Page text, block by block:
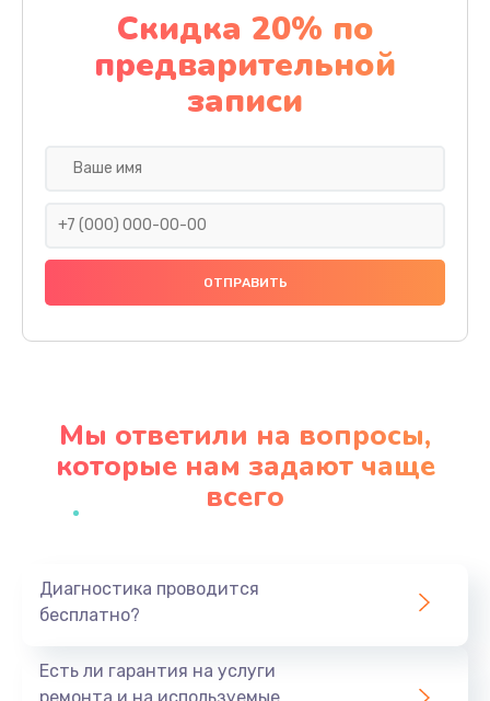
Замена материнской платы
1100 руб.
Заказать
Замена праймера
1000 руб.
Заказать
Профилактическая чистка
Заказать
Скидка 20% по
предварительной
записи
Мы ответили на вопросы,
которые нам задают чаще
всего
Диагностика проводится
бесплатно?
Есть ли гарантия на услуги
ремонта и на используемые